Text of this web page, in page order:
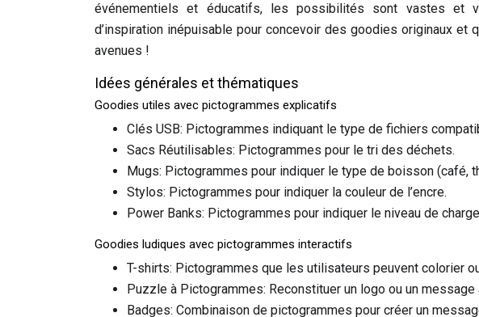
événementiels et éducatifs, les possibilités sont vastes et
d’inspiration inépuisable pour concevoir des goodies originaux
avenues !
Idées générales et thématiques
Goodies utiles avec pictogrammes explicatifs
Clés USB: Pictogrammes indiquant le type de fichiers
Sacs Réutilisables: Pictogrammes pour le tri des déchets.
Mugs: Pictogrammes pour indiquer le type de boisson (café,
Stylos: Pictogrammes pour indiquer la couleur de l’encre.
Power Banks: Pictogrammes pour indiquer le niveau de
Goodies ludiques avec pictogrammes interactifs
T-shirts: Pictogrammes que les utilisateurs peuvent colorier
Puzzle à Pictogrammes: Reconstituer un logo ou un
Badges: Combinaison de pictogrammes pour créer un